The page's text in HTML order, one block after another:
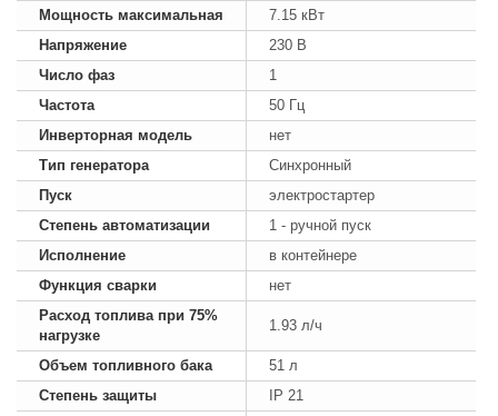
Мощность максимальная
7.15 кВт
Напряжение
230 В
Число фаз
1
Частота
50 Гц
Инверторная модель
нет
Тип генератора
Синхронный
Пуск
электростартер
Степень автоматизации
1 - ручной пуск
Исполнение
в контейнере
Функция сварки
нет
Расход топлива при 75%
нагрузке
1.93 л/ч
Объем топливного бака
51 л
Степень защиты
IP 21